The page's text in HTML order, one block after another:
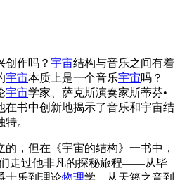
创作吗？ 宇宙结构与音乐之间有着
宇宙本质上是一个音乐宇宙吗？
宇宙学家、萨克斯演奏家斯蒂芬•
在书中创新地揭示了音乐和宇宙结
。
的，但在《宇宙的结构》一书中，
走过他非凡的探秘旅程——从毕
士乐到理论物理学，从天籁之音到